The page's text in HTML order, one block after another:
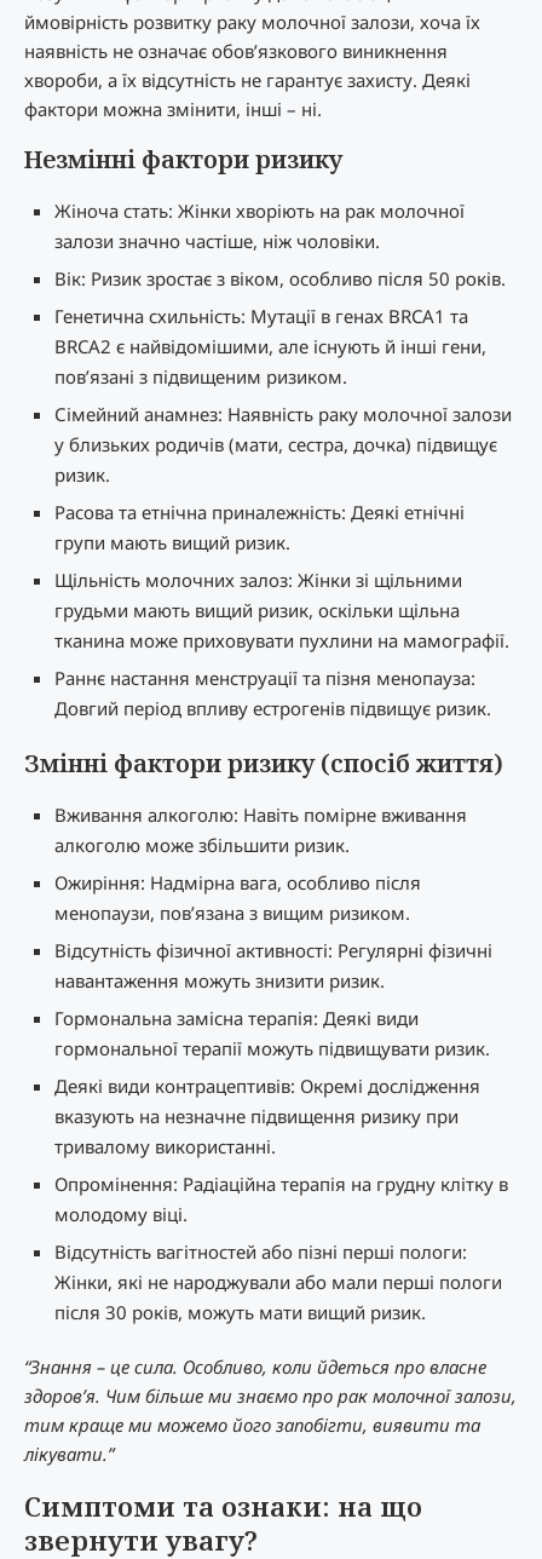
ймовірність розвитку раку молочної залози, хоча їх
наявність не означає обов’язкового виникнення
хвороби, а їх відсутність не гарантує захисту. Деякі
фактори можна змінити, інші – ні.
Незмінні фактори ризику
Жіноча стать: Жінки хворіють на рак молочної
залози значно частіше, ніж чоловіки.
Вік: Ризик зростає з віком, особливо після 50 років.
Генетична схильність: Мутації в генах BRCA1 та
BRCA2 є найвідомішими, але існують й інші гени,
пов’язані з підвищеним ризиком.
Сімейний анамнез: Наявність раку молочної залози
у близьких родичів (мати, сестра, дочка) підвищує
ризик.
Расова та етнічна приналежність: Деякі етнічні
групи мають вищий ризик.
Щільність молочних залоз: Жінки зі щільними
грудьми мають вищий ризик, оскільки щільна
тканина може приховувати пухлини на мамографії.
Раннє настання менструації та пізня менопауза:
Довгий період впливу естрогенів підвищує ризик.
Змінні фактори ризику (спосіб життя)
Вживання алкоголю: Навіть помірне вживання
алкоголю може збільшити ризик.
Ожиріння: Надмірна вага, особливо після
менопаузи, пов’язана з вищим ризиком.
Відсутність фізичної активності: Регулярні фізичні
навантаження можуть знизити ризик.
Гормональна замісна терапія: Деякі види
гормональної терапії можуть підвищувати ризик.
Деякі види контрацептивів: Окремі дослідження
вказують на незначне підвищення ризику при
тривалому використанні.
Опромінення: Радіаційна терапія на грудну клітку в
молодому віці.
Відсутність вагітностей або пізні перші пологи:
Жінки, які не народжували або мали перші пологи
після 30 років, можуть мати вищий ризик.
“Знання – це сила. Особливо, коли йдеться про власне
здоров’я. Чим більше ми знаємо про рак молочної залози,
тим краще ми можемо його запобігти, виявити та
лікувати.”
Симптоми та ознаки: на що
звернути увагу?